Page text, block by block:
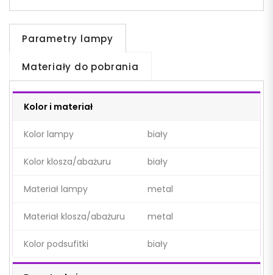
Parametry lampy
Materiały do pobrania
Kolor i materiał
Kolor lampy biały
Kolor klosza/abażuru biały
Materiał lampy metal
Materiał klosza/abażuru metal
Kolor podsufitki biały